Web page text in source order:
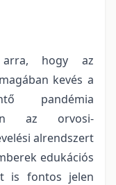
arra, hogy az
kevés a
pandémia
az orvosi-
alrendszert
edukációs
is fontos jelen